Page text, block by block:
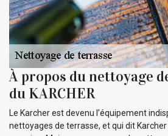
À propos du nettoyage
du KARCHER
Le Karcher est devenu l’équipement
nettoyages de terrasse, et qui dit